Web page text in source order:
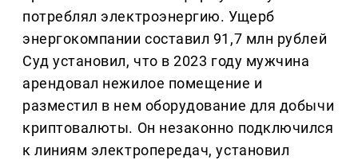
потреблял электроэнергию. Ущерб
энергокомпании составил 91,7 млн рублей
Суд установил, что в 2023 году мужчина
арендовал нежилое помещение и
разместил в нем оборудование для добычи
криптовалюты. Он незаконно подключился
к линиям электропередач, установил